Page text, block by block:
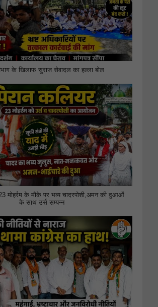
के खिलाफ सुराज सेवादल का हल्ला बोल
मोहर्रम के मौके पर भव्य चादरपोशी,अमन की दुआओं
के साथ उर्स सम्पन्न